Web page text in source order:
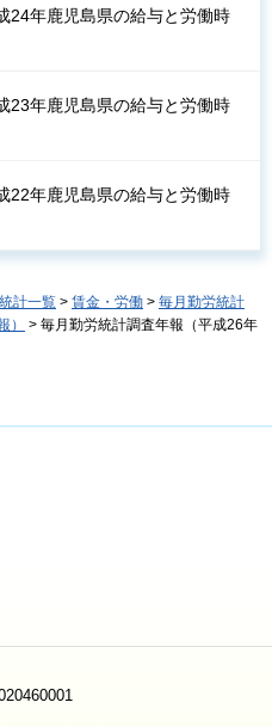
24年鹿児島県の給与と労働時
23年鹿児島県の給与と労働時
22年鹿児島県の給与と労働時
計一覧 > 賃金・労働 > 毎月勤労統計
）
> 毎月勤労統計調査年報（平成26年